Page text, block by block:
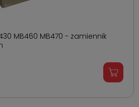
MB460 MB470 - zamiennik